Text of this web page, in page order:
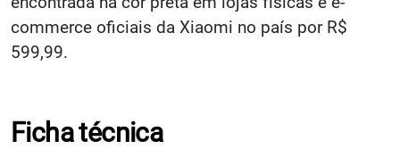
commerce oficiais da Xiaomi no país por R$
599,99.
Ficha técnica